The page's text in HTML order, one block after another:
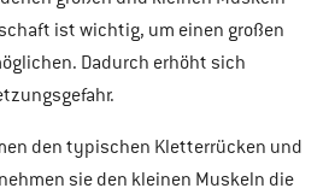
ist wichtig, um einen großen
Dadurch erhöht sich
den typischen Kletterrücken und
sie den kleinen Muskeln die